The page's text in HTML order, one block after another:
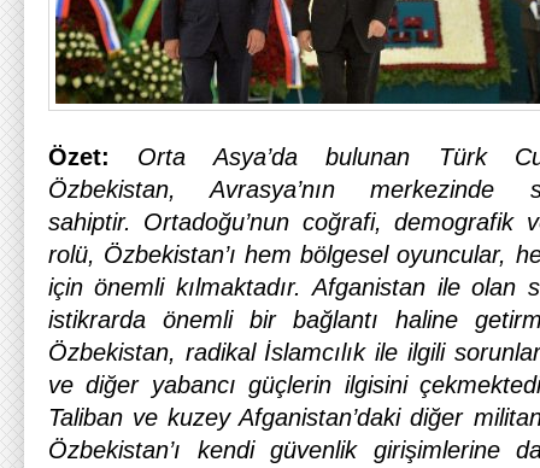
Özet: Orta Asya’da bulunan Türk
Özbekistan, Avrasya’nın
sahiptir. Ortadoğu’nun coğrafi, demografik
rolü, Özbekistan’ı hem bölgesel oyuncular,
için önemli kılmaktadır. Afganistan ile olan
istikrarda önemli bir bağlantı haline
Özbekistan, radikal İslamcılık ile ilgili
ve diğer yabancı güçlerin ilgisini
Taliban ve kuzey Afganistan’daki diğer
Özbekistan’ı kendi güvenlik girişimlerine